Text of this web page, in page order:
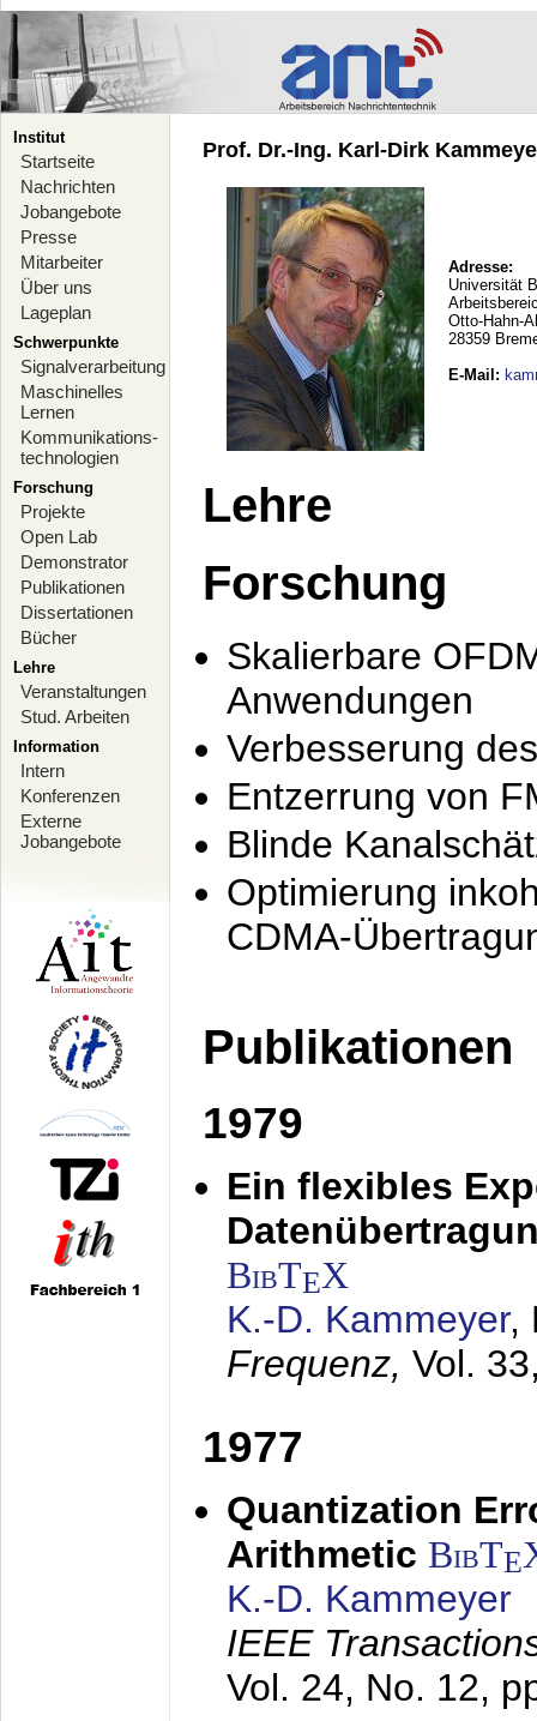
Institut
Startseite
Nachrichten
Jobangebote
Presse
Mitarbeiter
Über uns
Lageplan
Schwerpunkte
Signalverarbeitung
Maschinelles
Lernen
Kommunikations-
technologien
Forschung
Projekte
Open Lab
Demonstrator
Publikationen
Dissertationen
Bücher
Lehre
Veranstaltungen
Stud. Arbeiten
Information
Intern
Konferenzen
Externe
Jobangebote
Prof. Dr.-Ing. Karl-Dirk
Adresse:
Universität
Otto-Hahn-
28359
E-Mail :
Lehre
Forschung
Skalierbare
Anwendungen
Verbesserung
Entzerrung von
Blinde
Optimierung
CDMA-
Publikationen
1979
Ein flexibles
BibTEX
K.-D. Kammeyer,
Frequenz, Vol.
1977
Quantization
Arithmetic BibTE
K.-D. Kammeyer
IEEE
Vol. 24, No. 12,